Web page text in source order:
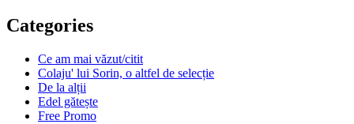
Categories
Ce am mai văzut/citit
Colaju' lui Sorin, o altfel de selecție
De la alții
Edel gătește
Free Promo